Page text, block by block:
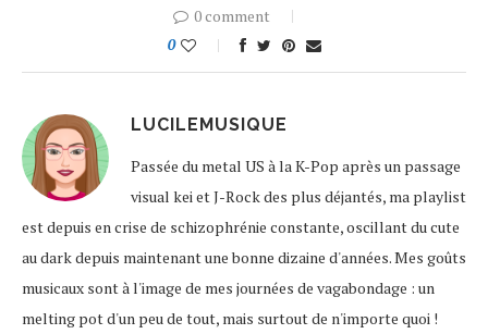
0 comment
0
LUCILEMUSIQUE
Passée du metal US à la K-Pop après un passage
visual kei et J-Rock des plus déjantés, ma playlist
est depuis en crise de schizophrénie constante, oscillant du cute
au dark depuis maintenant une bonne dizaine d'années. Mes goûts
musicaux sont à l'image de mes journées de vagabondage : un
melting pot d'un peu de tout, mais surtout de n'importe quoi !